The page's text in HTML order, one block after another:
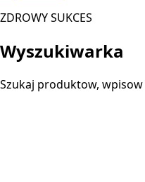
ZDROWY SUKCES
Wyszukiwarka
Szukaj produktow,